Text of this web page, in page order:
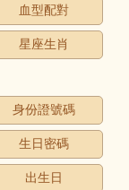
血型配對
星座生肖
身份證號碼
生日密碼
出生日